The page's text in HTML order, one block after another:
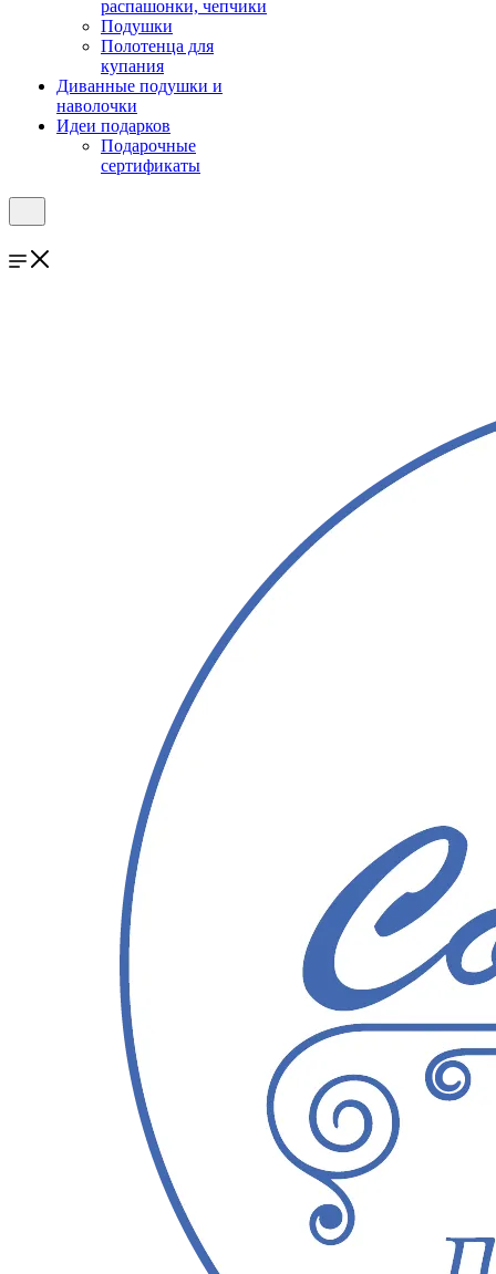
распашонки, чепчики
Подушки
Полотенца для
купания
Диванные подушки и
наволочки
Идеи подарков
Подарочные
сертификаты